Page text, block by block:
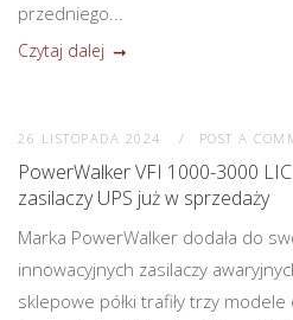
przedniego...
Czytaj dalej
26 LISTOPADA 2024 POST A
PowerWalker VFI 1000-3000
zasilaczy UPS już w sprzedaży
Marka PowerWalker dodała do
innowacyjnych zasilaczy
sklepowe półki trafiły trzy